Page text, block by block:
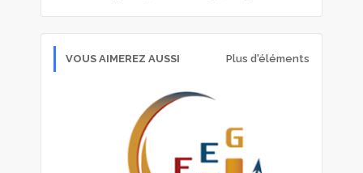
VOUS AIMEREZ AUSSI Plus d'éléments